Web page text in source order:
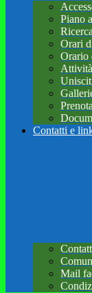
Piano
Orari
Orario
Contatti e
Mail